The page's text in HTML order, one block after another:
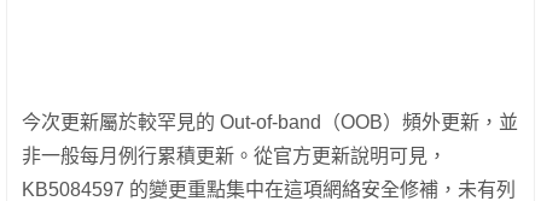
今次更新屬於較罕見的 Out-of-band（OOB）頻外更新，並
非一般每月例行累積更新。從官方更新說明可見，
KB5084597 的變更重點集中在這項網絡安全修補，未有列